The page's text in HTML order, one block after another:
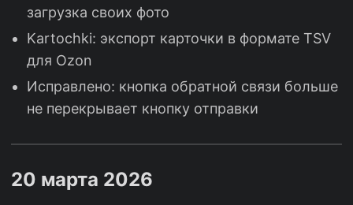
загрузка своих фото
Kartochki: экспорт карточки в формате TSV
для Ozon
Исправлено: кнопка обратной связи больше
не перекрывает кнопку отправки
20 марта 2026